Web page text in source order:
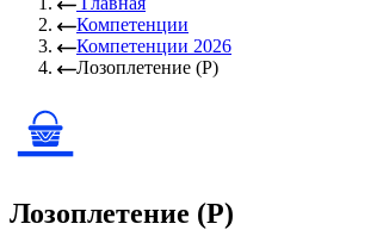
Компетенции
Компетенции 2026
Лозоплетение (Р)
Лозоплетение (Р)